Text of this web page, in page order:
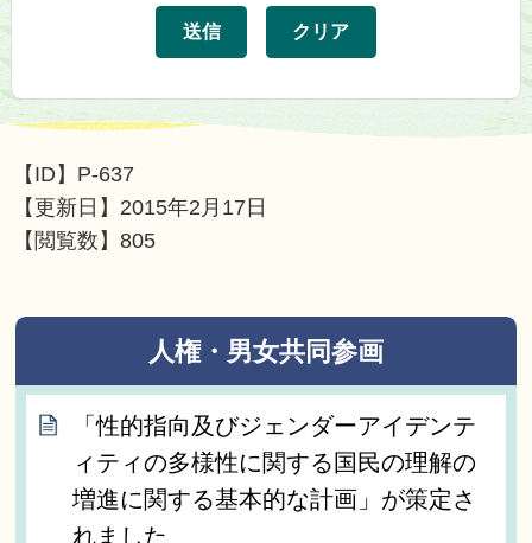
【ID】 P-637
【更新日】 2015年2月17日
【閲覧数】805
人権・男女共同参画
「性的指向及びジェンダーアイデンテ
ィティの多様性に関する国民の理解の
増進に関する基本的な計画」が策定さ
れました